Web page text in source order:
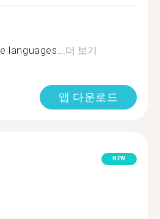
languages...더 보기
앱 다운로드
NEW